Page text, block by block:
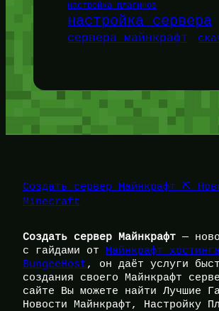
настройка плагинов
настройка сервера
сервера майнкрафт
Создать сервер Майнкрафт ⛏️
Minecraft
Создать сервер Майнкрафт —
с гайдами от
Майнкрафт
BungeeHost, он даёт услуги
создания своего Майнкрафт
сайте Вы можете найти Лучшие
Новости Майнкрафт, Настройку